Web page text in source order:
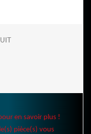
en savoir plus !
pièce(s) vous